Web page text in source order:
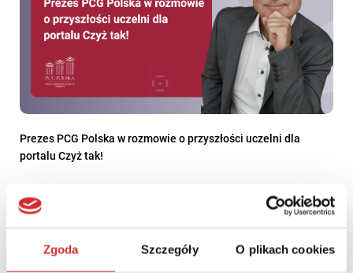
Zgoda Szczegóły O plikach cookies
Prezes PCG Polska w rozmowie o przyszłości uczelni dla
portalu Czyż tak!